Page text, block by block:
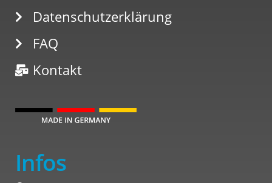
Datenschutzerklärung
FAQ
Kontakt
Infos